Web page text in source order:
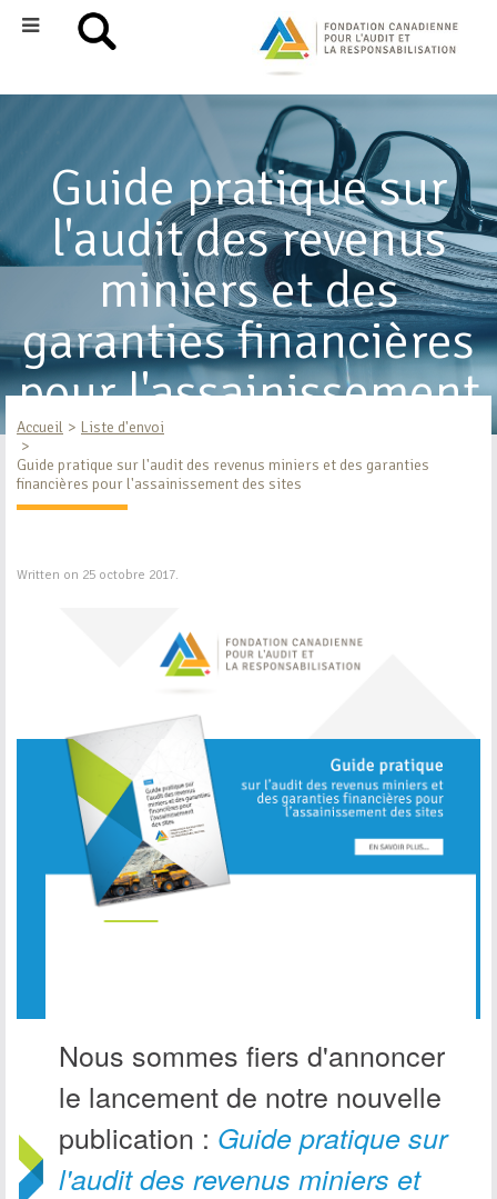
Guide pratique sur
l'audit des revenus
miniers et des
garanties financières
pour l'assainissement
des sites
Accueil
Liste d'envoi
Guide pratique sur l'audit des revenus miniers et des garanties
financières pour l'assainissement des sites
Written on 25 octobre 2017.
Nous sommes fiers d'annoncer
le lancement de notre nouvelle
publication : Guide pratique sur
l'audit des revenus miniers et